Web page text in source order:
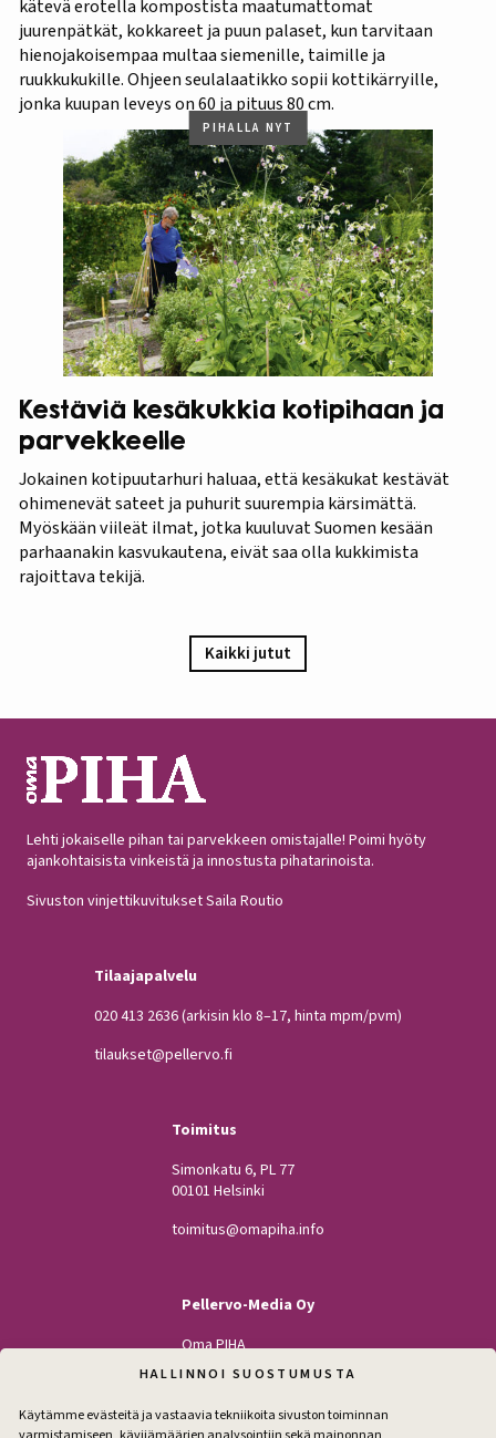
HALLINNOI SUOSTUMUSTA
Käytämme evästeitä ja vastaavia tekniikoita sivuston toiminnan
kätevä erotella kompostista maatumattomat
juurenpätkät, kokkareet ja puun palaset, kun tarvitaan
hienojakoisempaa multaa siemenille, taimille ja
ruukkukukille. Ohjeen seulalaatikko sopii kottikärryille,
jonka kuupan leveys on 60 ja pituus 80 cm.
PIHALLA NYT
Kestäviä kesäkukkia kotipihaan ja
parvekkeelle
Jokainen kotipuutarhuri haluaa, että kesäkukat kestävät
ohimenevät sateet ja puhurit suurempia kärsimättä.
Myöskään viileät ilmat, jotka kuuluvat Suomen kesään
parhaanakin kasvukautena, eivät saa olla kukkimista
rajoittava tekijä.
Kaikki jutut
Lehti jokaiselle pihan tai parvekkeen omistajalle! Poimi hyöty
ajankohtaisista vinkeistä ja innostusta pihatarinoista.
Sivuston vinjettikuvitukset Saila Routio
Tilaajapalvelu
020 413 2636(arkisin klo 8–17, hinta mpm/pvm)
tilaukset@pellervo.fi
Toimitus
Simonkatu 6, PL 77
00101 Helsinki
toimitus@omapiha.info
Pellervo-Media Oy
Oma PIHA
Kodin Pellervo
Maatilan Pellervo